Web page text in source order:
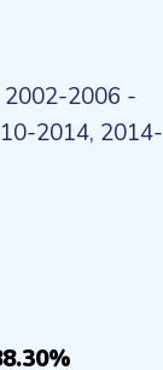
2002-2006 -
2014, 2014-